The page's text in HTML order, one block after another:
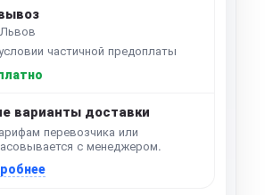
частичной предоплаты
варианты доставки
перевозчика или
с менеджером.